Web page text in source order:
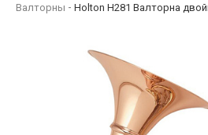
Валторны
Holton H281 Валторна